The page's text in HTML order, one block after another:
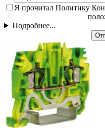
Я прочитал Политику
Подробнее...